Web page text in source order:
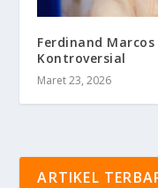
Ferdinand
Kontroversial
Maret 23, 2026
ARTIKEL